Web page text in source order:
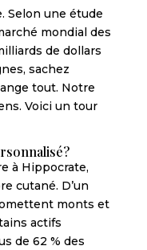
Selon une étude
mondial des
de dollars
sachez
tout. Notre
Voici un tour
à Hippocrate,
cutané. D’un
monts et
actifs
de 62 % des